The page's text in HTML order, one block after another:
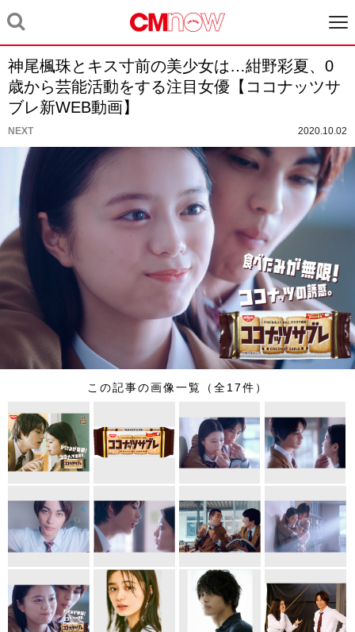
神尾楓珠とキス寸前の美少女は…紺野彩夏、0
歳から芸能活動をする注目女優【ココナッツサ
ブレ新WEB動画】
NEXT 2020.10.02
この記事の画像一覧（全17件）